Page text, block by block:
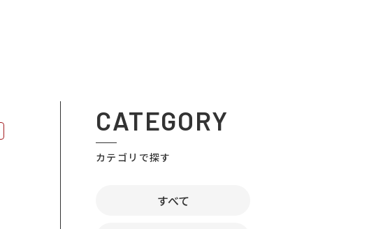
CATEGORY
カテゴリで探す
すべて